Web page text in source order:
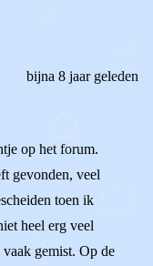
bijna 8 jaar geleden
op het forum.
gevonden, veel
toen ik
heel erg veel
gemist. Op de